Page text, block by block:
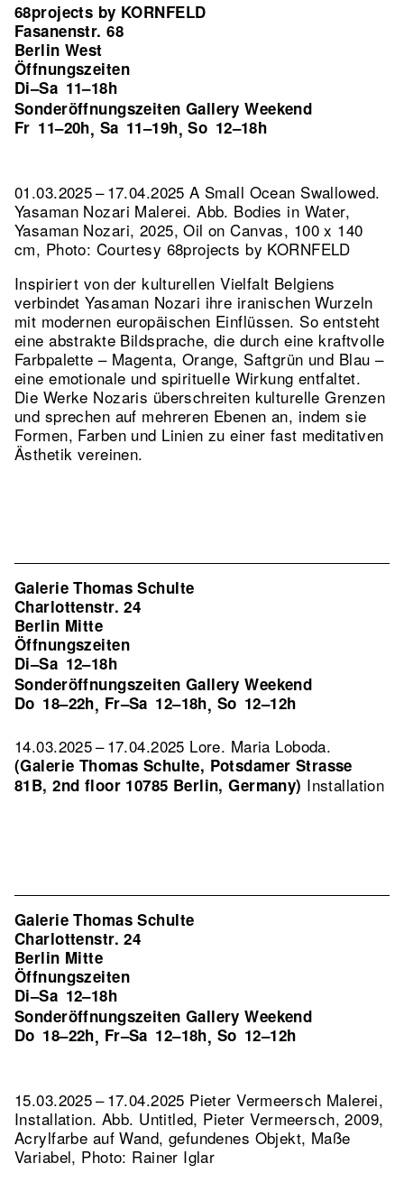
68projects by KORNFELD
Fasanenstr. 68
Berlin West
Öffnungszeiten
Di–Sa 11–18h
Sonderöffnungszeiten Gallery Weekend
Fr 11–20h, Sa 11–19h,So 12–18h
01.03.2025 – 17.04.2025 A Small Ocean Swallowed.
Yasaman Nozari Malerei.Abb. Bodies in Water,
Yasaman Nozari, 2025, Oil on Canvas, 100 x 140
cm, Photo: Courtesy 68projects by KORNFELD
Inspiriert von der kulturellen Vielfalt Belgiens
verbindet Yasaman Nozari ihre iranischen Wurzeln
mit modernen europäischen Einflüssen. So entsteht
eine abstrakte Bildsprache, die durch eine kraftvolle
Farbpalette – Magenta, Orange, Saftgrün und Blau –
eine emotionale und spirituelle Wirkung entfaltet.
Die Werke Nozaris überschreiten kulturelle Grenzen
und sprechen auf mehreren Ebenen an, indem sie
Formen, Farben und Linien zu einer fast meditativen
Ästhetik vereinen.
Galerie Thomas Schulte
Charlottenstr. 24
Berlin Mitte
Öffnungszeiten
Di–Sa 12–18h
Sonderöffnungszeiten Gallery Weekend
Do 18–22h, Fr–Sa 12–18h, So 12–12h
14.03.2025 – 17.04.2025 Lore. Maria Loboda.
(Galerie Thomas Schulte, Potsdamer Strasse
81B, 2nd floor 10785 Berlin, Germany) Installation
Galerie Thomas Schulte
Charlottenstr. 24
Berlin Mitte
Öffnungszeiten
Di–Sa 12–18h
Sonderöffnungszeiten Gallery Weekend
Do 18–22h, Fr–Sa 12–18h, So 12–12h
15.03.2025 – 17.04.2025 Pieter Vermeersch Malerei,
Installation. Abb. Untitled, Pieter Vermeersch, 2009,
Acrylfarbe auf Wand, gefundenes Objekt, Maße
Variabel, Photo: Rainer Iglar